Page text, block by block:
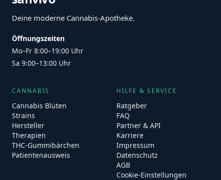
Deine moderne Cannabis-Apotheke.
Öffnungszeiten
Mo–Fr 8:00–19:00 Uhr
Sa 9:00–13:00 Uhr
CANNABIS
Cannabis Blüten
Strains
Hersteller
Therapien
THC-Gummibärchen
Patientenausweis
HILFE & SERVICE
Ratgeber
FAQ
Partner & API
Karriere
Impressum
Datenschutz
AGB
Cookie-Einstellungen